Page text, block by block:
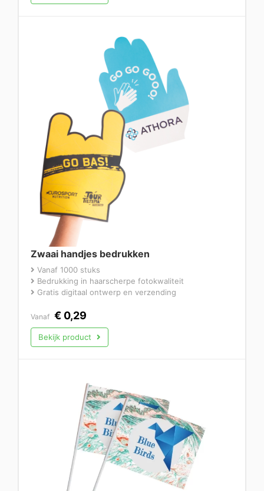
Zwaai handjes bedrukken
Vanaf 1000 stuks
Bedrukking in haarscherpe fotokwaliteit
Gratis digitaal ontwerp en verzending
Vanaf € 0,29
Bekijk product